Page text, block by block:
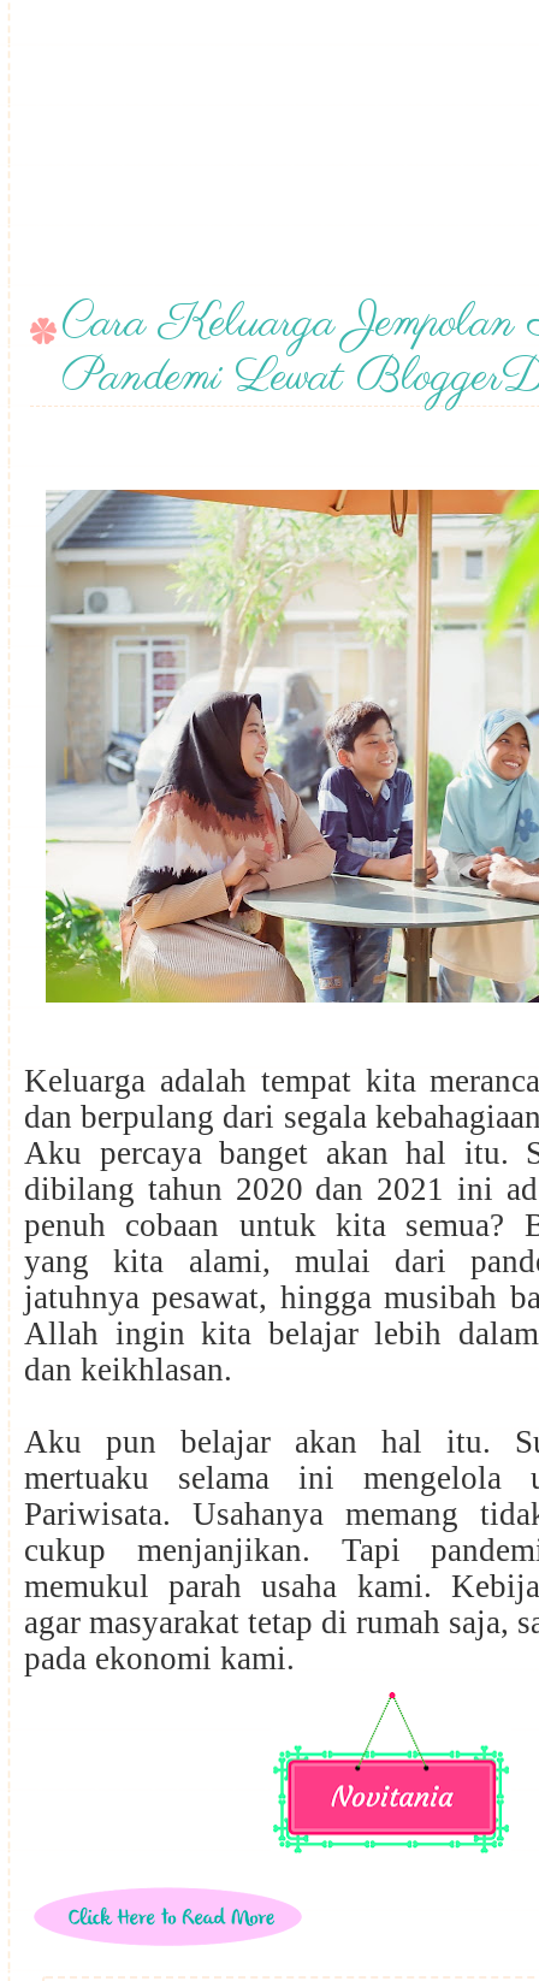
Cara Keluarga
Pandemi Lewat
Keluarga adalah tempat kita
dan berpulang dari segala
Aku percaya banget akan hal itu.
dibilang tahun 2020 dan 2021 ini
penuh cobaan untuk kita semua?
yang kita alami, mulai dari
jatuhnya pesawat, hingga musibah
Allah ingin kita belajar lebih dalam
dan keikhlasan.
Aku pun belajar akan hal itu.
mertuaku selama ini mengelola
Pariwisata. Usahanya memang
cukup menjanjikan. Tapi
memukul parah usaha kami.
agar masyarakat tetap di rumah saja,
pada ekonomi kami.